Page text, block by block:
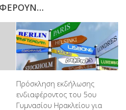
Πρόσκληση εκδήλωσης
ενδιαφέροντος του 5ου
Γυμνασίου Ηρακλείου για